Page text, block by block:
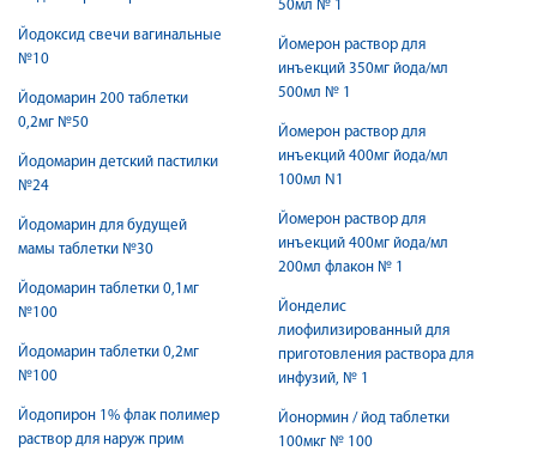
Йодоксид свечи вагинальные
№10
Йодомарин 200 таблетки
0,2мг №50
Йодомарин детский пастилки
№24
Йодомарин для будущей
мамы таблетки №30
Йодомарин таблетки 0,1мг
№100
Йодомарин таблетки 0,2мг
№100
Йодопирон 1% флак полимер
раствор для наруж прим
50мл № 1
Йомерон раствор для
инъекций 350мг йода/мл
500мл № 1
Йомерон раствор для
инъекций 400мг йода/мл
100мл N1
Йомерон раствор для
инъекций 400мг йода/мл
200мл флакон № 1
Йонделис
лиофилизированный для
приготовления раствора для
инфузий, № 1
Йонормин / йод таблетки
100мкг № 100